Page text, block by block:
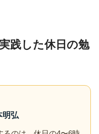
践した休日の勉
明弘